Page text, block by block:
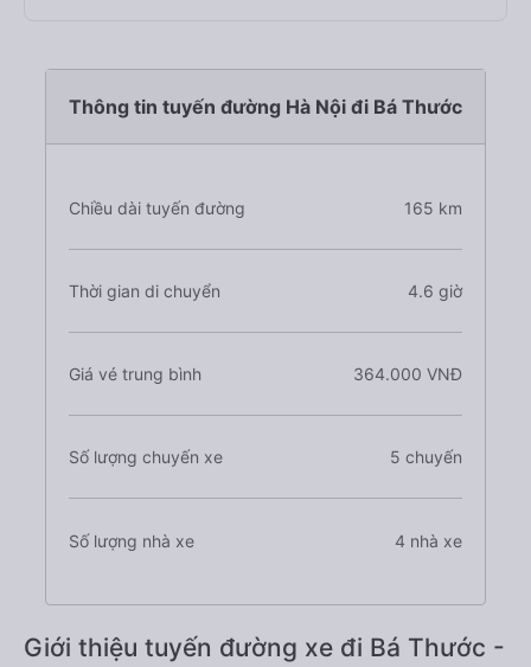
Thông tin tuyến đường Hà Nội đi Bá Thước
Chiều dài tuyến đường 165 km
Thời gian di chuyển 4.6 giờ
Giá vé trung bình 364.000 VNĐ
Số lượng chuyến xe 5 chuyến
Số lượng nhà xe 4 nhà xe
Giới thiệu tuyến đường xe đi Bá Thước -